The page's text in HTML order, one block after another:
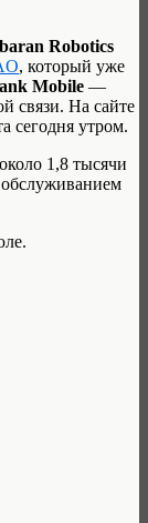
Robotics
, который уже
Mobile —
связи. На сайте
сегодня утром.
1,8 тысячи